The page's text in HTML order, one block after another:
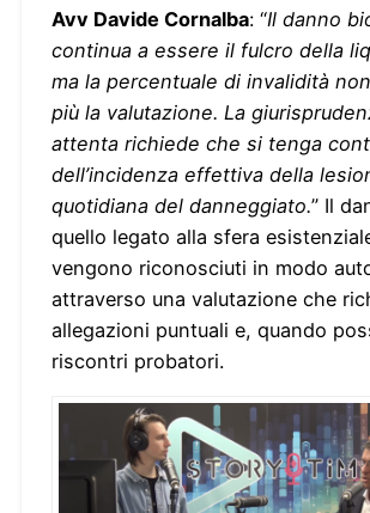
Avv Davide Cornalba: “Il danno
continua a essere il fulcro della
ma la percentuale di invalidità
più la valutazione. La
attenta richiede che si tenga
dell’incidenza effettiva della
quotidiana del danneggiato.” Il
quello legato alla sfera
vengono riconosciuti in modo
attraverso una valutazione che
allegazioni puntuali e, quando
riscontri probatori.